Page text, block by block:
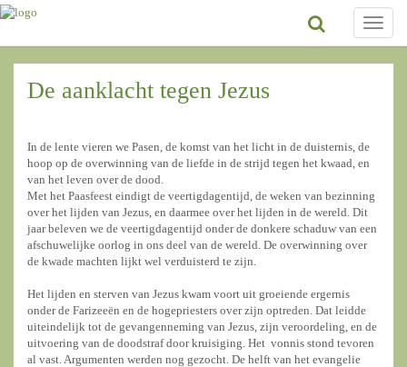
Toggle
De aanklacht tegen Jezus
In de lente vieren we Pasen, de komst van het licht in de duisternis, de
hoop op de overwinning van de liefde in de strijd tegen het kwaad, en
van het leven over de dood.
Met het Paasfeest eindigt de veertigdagentijd, de weken van bezinning
over het lijden van Jezus, en daarmee over het lijden in de wereld. Dit
jaar beleven we de veertigdagentijd onder de donkere schaduw van een
afschuwelijke oorlog in ons deel van de wereld. De overwinning over
de kwade machten lijkt wel verduisterd te zijn.
Het lijden en sterven van Jezus kwam voort uit groeiende ergernis
onder de Farizeeën en de hogepriesters over zijn optreden. Dat leidde
uiteindelijk tot de gevangenneming van Jezus, zijn veroordeling, en de
uitvoering van de doodstraf door kruisiging. Het vonnis stond tevoren
al vast. Argumenten werden nog gezocht. De helft van het evangelie